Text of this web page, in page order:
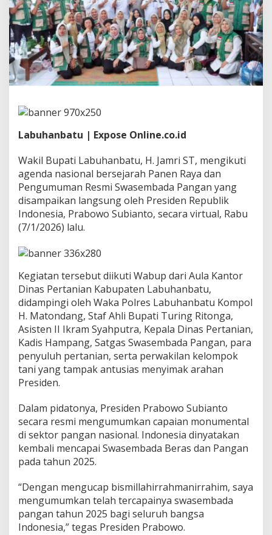
m
b
a
d
a
P
a
n
,
a
b
u
p
L
a
b
b
a
t
u
S
i
a
k
a
t
a
t
e
D
e
s
a
Labuhanbatu | Expose Online.co.id
Wakil Bupati Labuhanbatu, H. Jamri ST, mengikuti
agenda nasional bersejarah Panen Raya dan
Pengumuman Resmi Swasembada Pangan yang
disampaikan langsung oleh Presiden Republik
Indonesia, Prabowo Subianto, secara virtual, Rabu
(7/1/2026) lalu.
Kegiatan tersebut diikuti Wabup dari Aula Kantor
Dinas Pertanian Kabupaten Labuhanbatu,
didampingi oleh Waka Polres Labuhanbatu Kompol
H. Matondang, Staf Ahli Bupati Turing Ritonga,
Asisten II Ikram Syahputra, Kepala Dinas Pertanian,
Kadis Hampang, Satgas Swasembada Pangan, para
penyuluh pertanian, serta perwakilan kelompok
tani yang tampak antusias menyimak arahan
Presiden.
Dalam pidatonya, Presiden Prabowo Subianto
secara resmi mengumumkan capaian monumental
di sektor pangan nasional. Indonesia dinyatakan
kembali mencapai Swasembada Beras dan Pangan
pada tahun 2025.
“Dengan mengucap bismillahirrahmanirrahim, saya
mengumumkan telah tercapainya swasembada
pangan tahun 2025 bagi seluruh bangsa
Indonesia,” tegas Presiden Prabowo.